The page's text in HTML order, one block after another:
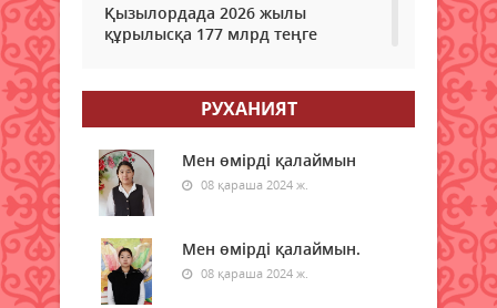
Қызылордада 2026 жылы
құрылысқа 177 млрд теңге
зауыты салынады
08 тамыз 2026 ж. 50
Қазақстанның басым бөлігінде
жауын-шашынсыз ауа райы
күтіледі
РУХАНИЯТ
Мен өмірді қалаймын
08 қараша 2024 ж.
Мен өмірді қалаймын.
08 қараша 2024 ж.